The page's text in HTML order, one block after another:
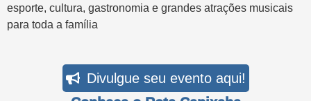
esporte, cultura, gastronomia e grandes atrações musicais
para toda a família
Divulgue seu evento aqui!